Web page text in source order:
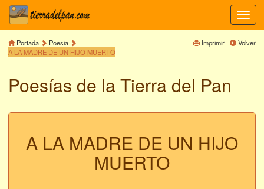
Portada
Poesia
A LA MADRE DE UN HIJO MUERTO
Imprimir Volver
Poesías de la Tierra del Pan
A LA MADRE DE UN HIJO
MUERTO